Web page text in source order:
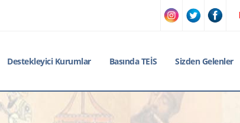
Destekleyici Kurumlar Basında TEİS Sizden Gelenler